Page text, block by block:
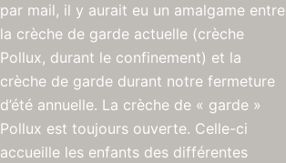
par mail, il y aurait eu un amalgame entre
la crèche de garde actuelle (crèche
Pollux, durant le confinement) et la
crèche de garde durant notre fermeture
d’été annuelle. La crèche de « garde »
Pollux est toujours ouverte. Celle-ci
accueille les enfants des différentes